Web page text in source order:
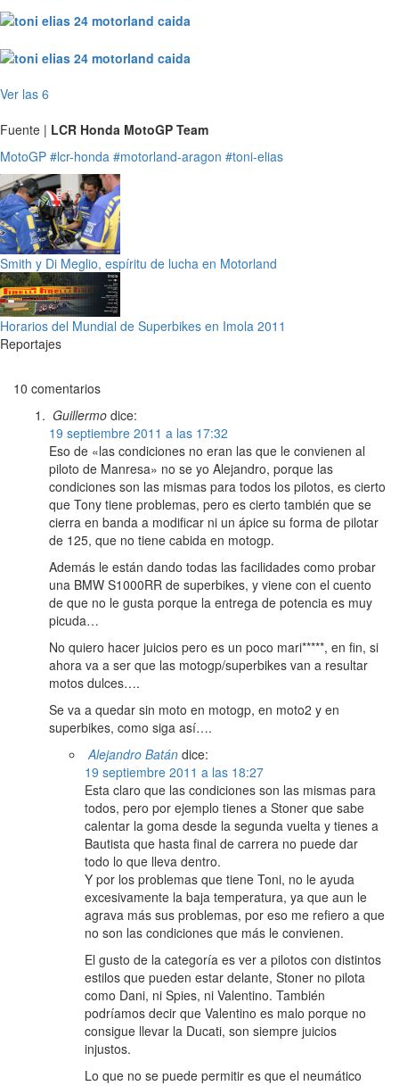
Ver las 6
Fuente | LCR Honda MotoGP Team
MotoGP #lcr-honda #motorland-aragon #toni-elias
Smith y Di Meglio, espíritu de lucha en Motorland
Horarios del Mundial de Superbikes en Imola 2011
Reportajes
10 comentarios
Guillermo dice:
19 septiembre 2011 a las 17:32
Eso de «las condiciones no eran las que le convienen al
piloto de Manresa» no se yo Alejandro, porque las
condiciones son las mismas para todos los pilotos, es cierto
que Tony tiene problemas, pero es cierto también que se
cierra en banda a modificar ni un ápice su forma de pilotar
de 125, que no tiene cabida en motogp.
Además le están dando todas las facilidades como probar
una BMW S1000RR de superbikes, y viene con el cuento
de que no le gusta porque la entrega de potencia es muy
picuda…
No quiero hacer juicios pero es un poco mari*****, en fin, si
ahora va a ser que las motogp/superbikes van a resultar
motos dulces….
Se va a quedar sin moto en motogp, en moto2 y en
superbikes, como siga así….
Alejandro Batán dice:
19 septiembre 2011 a las 18:27
Esta claro que las condiciones son las mismas para
todos, pero por ejemplo tienes a Stoner que sabe
calentar la goma desde la segunda vuelta y tienes a
Bautista que hasta final de carrera no puede dar
todo lo que lleva dentro.
Y por los problemas que tiene Toni, no le ayuda
excesivamente la baja temperatura, ya que aun le
agrava más sus problemas, por eso me refiero a que
no son las condiciones que más le convienen.
El gusto de la categoría es ver a pilotos con distintos
estilos que pueden estar delante, Stoner no pilota
como Dani, ni Spies, ni Valentino. También
podríamos decir que Valentino es malo porque no
consigue llevar la Ducati, son siempre juicios
injustos.
Lo que no se puede permitir es que el neumático